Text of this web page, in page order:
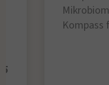
Kompass